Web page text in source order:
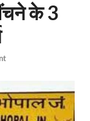
के 3